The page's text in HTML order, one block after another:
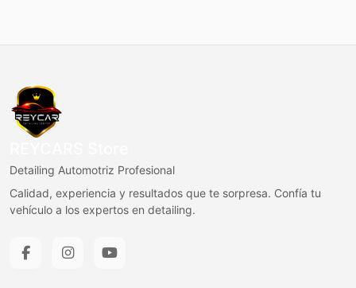
Detailing Automotriz Profesional
Calidad, experiencia y resultados que te sorpresa. Confía tu
vehículo a los expertos en detailing.